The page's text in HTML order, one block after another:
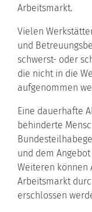
Arbeitsmarkt.
Vielen
und
schwerst- oder
die nicht in die
aufgenommen
Eine dauerhafte
behinderte
und dem
Weiteren können
Arbeitsmarkt
erschlossen